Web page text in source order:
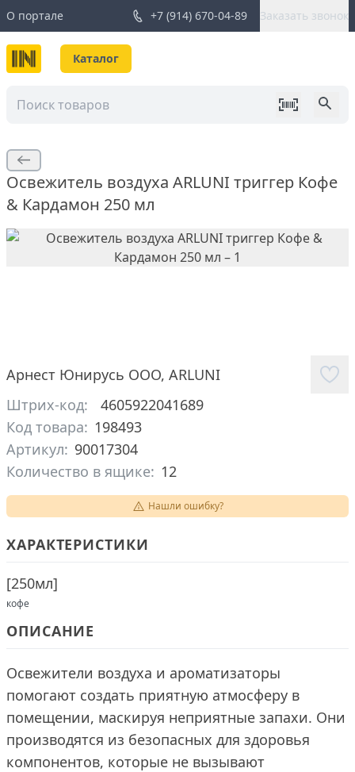
О портале +7 (914) 670-04-89 Заказать звонок
Каталог
Освежитель воздуха ARLUNI триггер Кофе
& Кардамон 250 мл
Арнест Юнирусь ООО, ARLUNI
Штрих-код:
4605922041689
Код товара: 198493
Артикул: 90017304
Количество в ящике: 12
Нашли ошибку?
ХАРАКТЕРИСТИКИ
[250мл]
кофе
ОПИСАНИЕ
Освежители воздуха и ароматизаторы
помогают создать приятную атмосферу в
помещении, маскируя неприятные запахи. Они
производятся из безопасных для здоровья
компонентов, которые не вызывают